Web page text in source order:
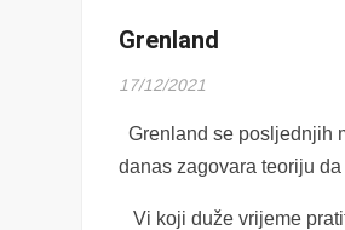
Grenland
17/12/2021
Grenland se posljednjih
danas zagovara teoriju
Vi koji duže vrijeme